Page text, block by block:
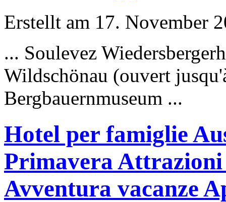
Erstellt am 17. November
... Soulevez
Wildschönau (ouvert
Bergbauernmuseum ...
Hotel per famiglie
Primavera
Avventura vacanze